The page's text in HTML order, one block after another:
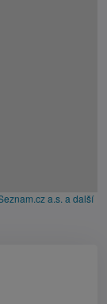
a.s. a další